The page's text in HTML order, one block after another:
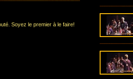
Soyez le premier à le faire!